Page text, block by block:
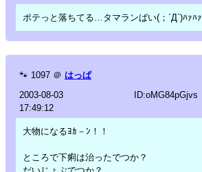
ポテっと落ちてる…タマランばい(；´Д`)ﾊｧﾊｧ
🐾 1097 ＠ はっぱ
2003-08-03
17:49:12
ID:oMG84pGjvs
大物になるﾖｶ－ﾝ！！
ところで下痢は治ったでつか？